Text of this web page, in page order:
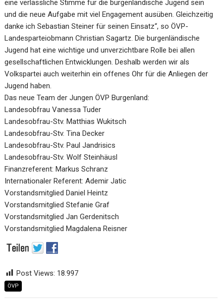
eine verlässliche Stimme für die burgenländische Jugend sein
und die neue Aufgabe mit viel Engagement ausüben. Gleichzeitig
danke ich Sebastian Steiner für seinen Einsatz“, so ÖVP-
Landesparteiobmann Christian Sagartz. Die burgenländische
Jugend hat eine wichtige und unverzichtbare Rolle bei allen
gesellschaftlichen Entwicklungen. Deshalb werden wir als
Volkspartei auch weiterhin ein offenes Ohr für die Anliegen der
Jugend haben.
Das neue Team der Jungen ÖVP Burgenland:
Landesobfrau Vanessa Tuder
Landesobfrau-Stv.Matthias Wukitsch
Landesobfrau-Stv. Tina Decker
Landesobfrau-Stv.Paul Jandrisics
Landesobfrau-Stv. Wolf Steinhäusl
Finanzreferent: Markus Schranz
Internationaler Referent: Ademir Jatic
Vorstandsmitglied Daniel Heintz
Vorstandsmitglied Stefanie Graf
Vorstandsmitglied Jan Gerdenitsch
Vorstandsmitglied Magdalena Reisner
Post Views: 18.997
ÖVP